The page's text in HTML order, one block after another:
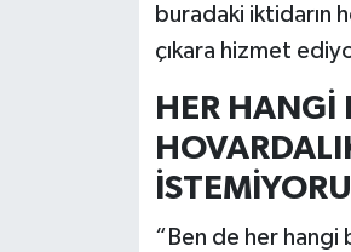
buradaki iktidarın
çıkara hizmet
HER HANGİ
“Ben de her